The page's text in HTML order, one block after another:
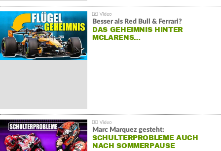
Besser als Red Bull & Ferrari?
DAS GEHEIMNIS HINTER
MCLARENS…
Marc Marquez gesteht:
SCHULTERPROBLEME AUCH
NACH SOMMERPAUSE